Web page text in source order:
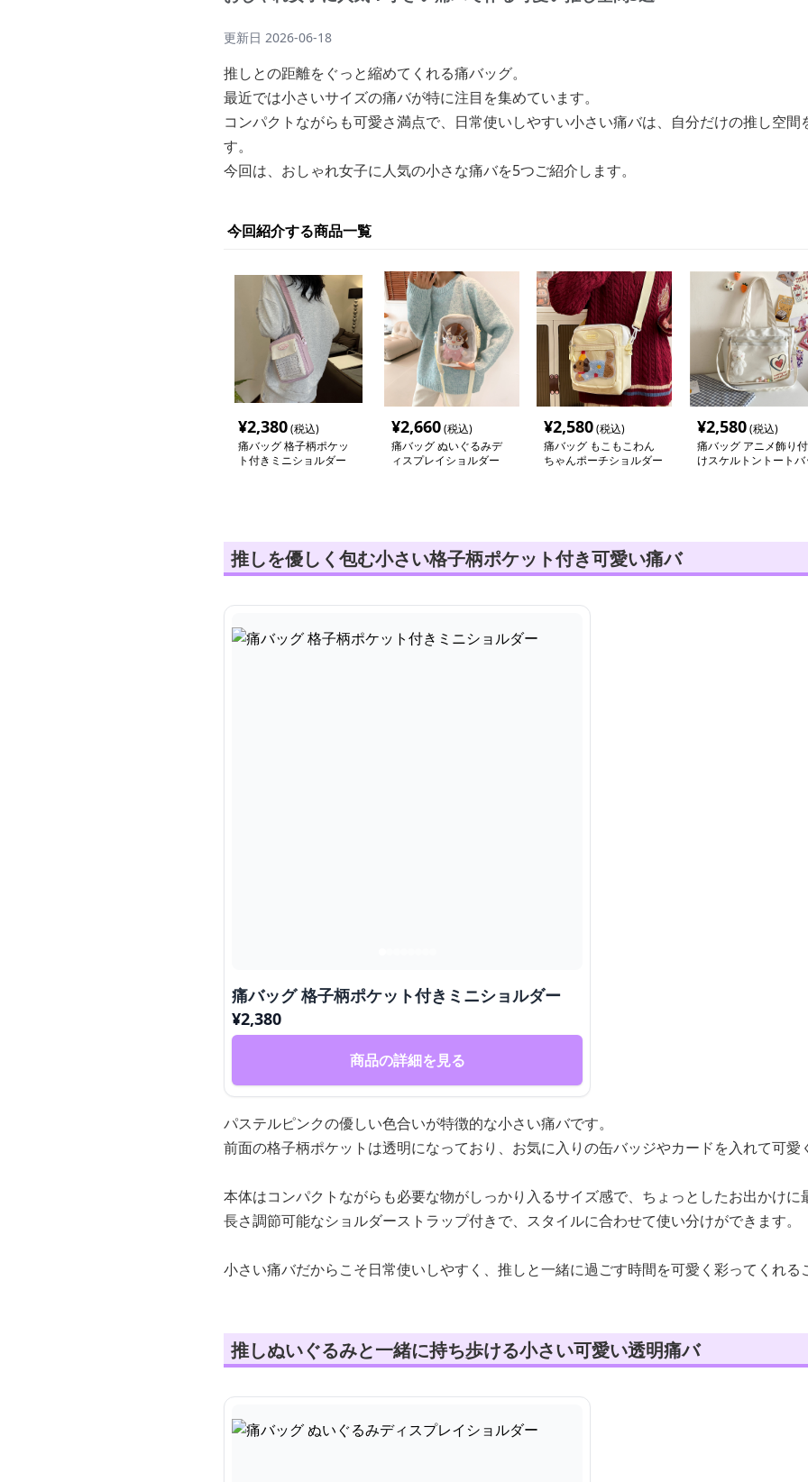
更新日 2026-06-18
推しとの距離をぐっと縮めてくれる痛バッグ。
最近では小さいサイズの痛バが特に注目を集めています。
コンパクトながらも可愛さ満点で、日常使いしやすい小さい痛バは、自分だけの推し空間
す。
今回は、おしゃれ女子に人気の小さな痛バを5つご紹介します。
今回紹介する商品一覧
¥2,380(税込)
痛バッグ 格子柄ポケッ
ト付きミニショルダー
¥2,660(税込)
痛バッグ ぬいぐるみデ
ィスプレイショルダー
¥2,580(税込)
痛バッグ もこもこわん
ちゃんポーチショルダー
¥2,580(税込)
痛バッグ アニメ飾り付
けスケルトントートバ
推しを優しく包む小さい格子柄ポケット付き可愛い痛バ
痛バッグ 格子柄ポケット付きミニショルダー
¥2,380
商品の詳細を見る
パステルピンクの優しい色合いが特徴的な小さい痛バです。
前面の格子柄ポケットは透明になっており、お気に入りの缶バッジやカードを入れて可愛
本体はコンパクトながらも必要な物がしっかり入るサイズ感で、ちょっとしたお出かけに
長さ調節可能なショルダーストラップ付きで、スタイルに合わせて使い分けができます。
小さい痛バだからこそ日常使いしやすく、推しと一緒に過ごす時間を可愛く彩ってくれる
推しぬいぐるみと一緒に持ち歩ける小さい可愛い透明痛バ